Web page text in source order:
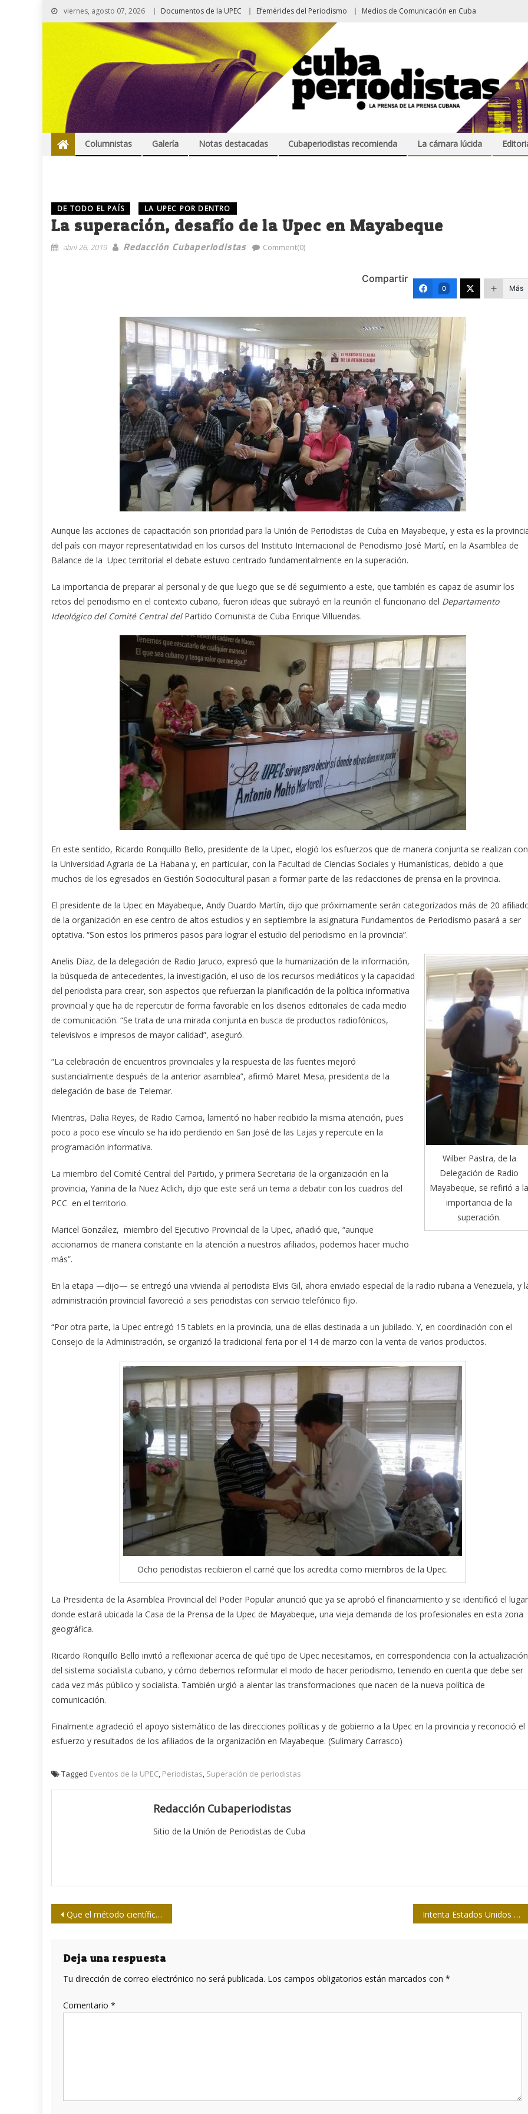
viernes, agosto 07, 2026 Documentos de la UPEC Efemérides del Periodismo Medios de Comunicación en Cuba
Columnistas Galería Notas destacadas Cubaperiodistas recomienda La cámara lúcida
DE TODO EL PAÍS LA UPEC POR DENTRO
La superación, desafío de la Upec en Mayabeque
abril 26, 2019 Redacción Cubaperiodistas Comment(0)
Compartir
0 Más
Aunque las acciones de capacitación son prioridad para la Unión de Periodistas de Cuba en Mayabeque, y esta es la
del país con mayor representatividad en los cursos del Instituto Internacional de Periodismo José Martí, en la Asamblea de
Balance de la Upec territorial el debate estuvo centrado fundamentalmente en la superación.
La importancia de preparar al personal y de que luego que se dé seguimiento a este, que también es capaz de asumir los
retos del periodismo en el contexto cubano, fueron ideas que subrayó en la reunión el funcionario del Departamento
Ideológicodel Comité Central delPartido Comunista de Cuba Enrique Villuendas.
En este sentido, Ricardo Ronquillo Bello, presidente de la Upec, elogió los esfuerzos que de manera conjunta se realizan con
la Universidad Agraria de La Habana y, en particular, con la Facultad de Ciencias Sociales y Humanísticas, debido a que
muchos de los egresados en Gestión Sociocultural pasan a formar parte de las redacciones de prensa en la provincia.
El presidente de la Upec en Mayabeque, Andy Duardo Martín, dijo que próximamente serán categorizados más de 20
de la organización en ese centro de altos estudios y en septiembre la asignatura Fundamentos de Periodismo pasará a ser
optativa. “Son estos los primeros pasos para lograr el estudio del periodismo en la provincia”.
Wilber Pastra, de la
Delegación de Radio
Mayabeque, se refirió a la
importancia de la
superación.
Anelis Díaz, de la delegación de Radio Jaruco, expresó que la humanización de la información,
la búsqueda de antecedentes, la investigación, el uso de los recursos mediáticos y la capacidad
del periodista para crear, son aspectos que refuerzan la planificación de la política informativa
provincial y que ha de repercutir de forma favorable en los diseños editoriales de cada medio
de comunicación. “Se trata de una mirada conjunta en busca de productos radiofónicos,
televisivos e impresos de mayor calidad”, aseguró.
“La celebración de encuentros provinciales y la respuesta de las fuentes mejoró
sustancialmente después de la anterior asamblea”, afirmó Mairet Mesa, presidenta de la
delegación de base de Telemar.
Mientras, Dalia Reyes, de Radio Camoa, lamentó no haber recibido la misma atención, pues
poco a poco ese vínculo se ha ido perdiendo en San José de las Lajas y repercute en la
programación informativa.
La miembro del Comité Central del Partido, y primera Secretaria de la organización en la
provincia, Yanina de la Nuez Aclich, dijo que este será un tema a debatir con los cuadros del
PCC en el territorio.
Maricel González, miembro del Ejecutivo Provincial de la Upec, añadió que, “aunque
accionamos de manera constante en la atención a nuestros afiliados, podemos hacer mucho
más”.
En la etapa —dijo— se entregó una vivienda al periodista Elvis Gil, ahora enviado especial de la radio rubana a Venezuela, y
administración provincial favoreció a seis periodistas con servicio telefónico fijo.
“Por otra parte, la Upec entregó 15 tablets en la provincia, una de ellas destinada a un jubilado. Y, en coordinación con el
Consejo de la Administración, se organizó la tradicional feria por el 14 de marzo con la venta de varios productos.
Ocho periodistas recibieron el carné que los acredita como miembros de la Upec.
La Presidenta de la Asamblea Provincial del Poder Popular anunció que ya se aprobó el financiamiento y se identificó el lugar
donde estará ubicada la Casa de la Prensa de la Upec de Mayabeque, una vieja demanda de los profesionales en esta zona
geográfica.
Ricardo Ronquillo Bello invitó a reflexionar acerca de qué tipo de Upec necesitamos, en correspondencia con la actualización
del sistema socialista cubano, y cómo debemos reformular el modo de hacer periodismo, teniendo en cuenta que debe ser
cada vez más público y socialista. También urgió a alentar las transformaciones que nacen de la nueva política de
comunicación.
Finalmente agradeció el apoyo sistemático de las direcciones políticas y de gobierno a la Upec en la provincia y reconoció el
esfuerzo y resultados de los afiliados de la organización en Mayabeque. (Sulimary Carrasco)
Tagged Eventos de la UPEC, Periodistas, Superación de periodistas
Redacción Cubaperiodistas
Sitio de la Unión de Periodistas de Cuba
Navegación
entradas
Que el método científico predomine en la sociedad cubana Intenta Estados Unidos construir acusación contra Julian Assange basada en la Ley de Espionaje
Deja una respuesta
Tu dirección de correo electrónico no será publicada. Los campos obligatorios están marcados con *
Comentario *